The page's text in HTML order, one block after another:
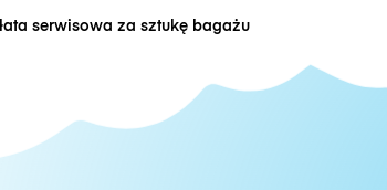
serwisowa za sztukę bagażu